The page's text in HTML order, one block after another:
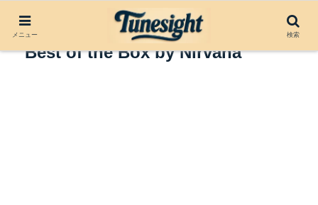
アルバムレビュー：Sliver The
Best of the Box by Nirvana
メニュー 検索